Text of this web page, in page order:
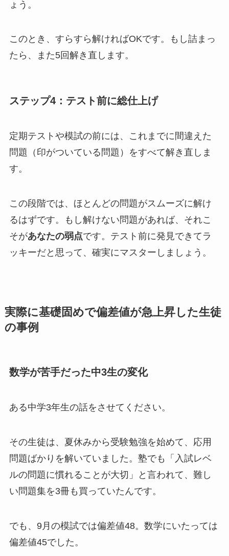
ょう。
このとき、すらすら解ければOKです。もし詰まっ
たら、また5回解き直します。
ステップ4：テスト前に総仕上げ
定期テストや模試の前には、これまでに間違えた
問題（印がついている問題）をすべて解き直しま
す。
この段階では、ほとんどの問題がスムーズに解け
るはずです。もし解けない問題があれば、それこ
そがあなたの弱点です。テスト前に発見できてラ
ッキーだと思って、確実にマスターしましょう。
実際に基礎固めで偏差値が急上昇した生徒
の事例
数学が苦手だった中3生の変化
ある中学3年生の話をさせてください。
その生徒は、夏休みから受験勉強を始めて、応用
問題ばかりを解いていました。塾でも「入試レベ
ルの問題に慣れることが大切」と言われて、難し
い問題集を3冊も買っていたんです。
でも、9月の模試では偏差値48。数学にいたっては
偏差値45でした。